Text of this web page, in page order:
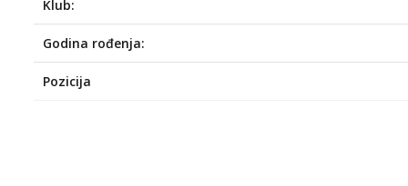
Klub:
Godina rođenja:
Pozicija